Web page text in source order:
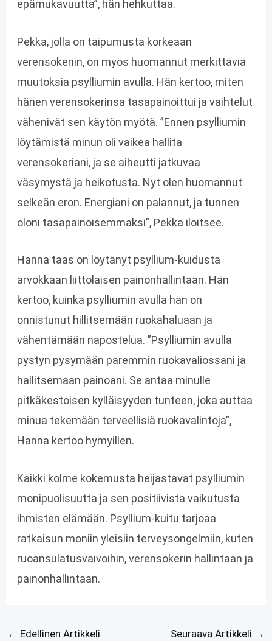
epämukavuutta”, hän hehkuttaa.
Pekka, jolla on taipumusta korkeaan
verensokeriin, on myös huomannut merkittäviä
muutoksia psylliumin avulla. Hän kertoo, miten
hänen verensokerinsa tasapainoittui ja vaihtelut
vähenivät sen käytön myötä. ”Ennen psylliumin
löytämistä minun oli vaikea hallita
verensokeriani, ja se aiheutti jatkuvaa
väsymystä ja heikotusta. Nyt olen huomannut
selkeän eron. Energiani on palannut, ja tunnen
oloni tasapainoisemmaksi”, Pekka iloitsee.
Hanna taas on löytänyt psyllium-kuidusta
arvokkaan liittolaisen painonhallintaan. Hän
kertoo, kuinka psylliumin avulla hän on
onnistunut hillitsemään ruokahaluaan ja
vähentämään napostelua. ”Psylliumin avulla
pystyn pysymään paremmin ruokavaliossani ja
hallitsemaan painoani. Se antaa minulle
pitkäkestoisen kylläisyyden tunteen, joka auttaa
minua tekemään terveellisiä ruokavalintoja”,
Hanna kertoo hymyillen.
Kaikki kolme kokemusta heijastavat psylliumin
monipuolisuutta ja sen positiivista vaikutusta
ihmisten elämään. Psyllium-kuitu tarjoaa
ratkaisun moniin yleisiin terveysongelmiin, kuten
ruoansulatusvaivoihin, verensokerin hallintaan ja
painonhallintaan.
← Edellinen Artikkeli Seuraava Artikkeli →